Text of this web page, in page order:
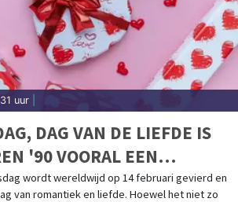
uur
DAG VAN DE LIEFDE IS
'90 VOORAL EEN
SUCCES
wordt wereldwijd op 14 februari gevierd en
van romantiek en liefde. Hoewel het niet zo